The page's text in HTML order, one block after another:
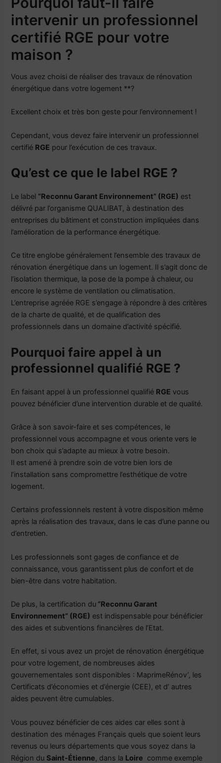
intervenir un professionnel
certifié RGE pour votre
maison ?
Vous avez choisi de réaliser des travaux de rénovation
énergétique dans votre logement **?
Excellent choix et très bon geste pour l’environnement !
Cependant, vous devez faire intervenir un professionnel
certifié RGE pour l’exécution de ces travaux.
Qu’est ce que le label RGE ?
Le label “Reconnu Garant Environnement” (RGE) est
délivré par l’organisme QUALIBAT, à destination des
entreprises du bâtiment et construction impliquées dans
l’amélioration de la performance énergétique.
Ce titre englobe généralement l’ensemble des travaux de
rénovation énergétique dans un logement. Il s’agit donc de
l’isolation thermique, la pose de la pompe à chaleur, ou
encore le système de ventilation ou climatisation.
L’entreprise agréée RGE s’engage à répondre à des critères
de la charte de qualité, et de qualification des
professionnels dans un domaine d’activité spécifié.
Pourquoi faire appel à un
professionnel qualifié RGE ?
En faisant appel à un professionnel qualifié RGE vous
pouvez bénéficier d’une intervention durable et de qualité.
Grâce à son savoir-faire et ses compétences, le
professionnel vous accompagne et vous oriente vers le
bon choix qui s’adapte au mieux à votre besoin.
Il est amené à prendre soin de votre bien lors de
l’installation sans compromettre l’esthétique de votre
logement.
Certains professionnels restent à votre disposition même
après la réalisation des travaux, dans le cas d’une panne ou
d’entretien.
Les professionnels sont gages de confiance et de
connaissance, vous garantissent plus de confort et de
bien-être dans votre habitation.
De plus, la certification du “Reconnu Garant
Environnement” (RGE) est indispensable pour bénéficier
des aides et subventions financières de l’Etat.
En effet, si vous avez un projet de rénovation énergétique
pour votre logement, de nombreuses aides
gouvernementales sont disponibles : MaprimeRénov’, les
Certificats d’économies et d’énergie (CEE), et d’ autres
aides peuvent être cumulables.
Vous pouvez bénéficier de ces aides car elles sont à
destination des ménages Français quels que soient leurs
revenus ou leurs départements que vous soyez dans la
Région du Saint-Étienne, dans la Loire comme exemple